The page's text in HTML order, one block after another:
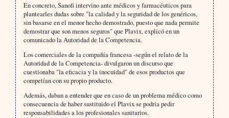
En concreto, Sanofi intervino ante médicos y farmacéuticos para
plantearles dudas sobre "la calidad y la seguridad de los genéricos,
sin basarse en el menor hecho demostrado, puesto que nada permite
demostrar que son menos seguros" que Plavix, explicó en un
comunicado la Autoridad de la Competencia.
Los comerciales de la compañía francesa -según el relato de la
Autoridad de la Competencia- divulgaron un discurso que
cuestionaba "la eficacia y la inocuidad" de esos productos que
competían con su propio producto.
Además, daban a entender que en caso de un problema médico como
consecuencia de haber sustituido el Plavix se podría pedir
responsabilidades a los profesionales sanitarios.